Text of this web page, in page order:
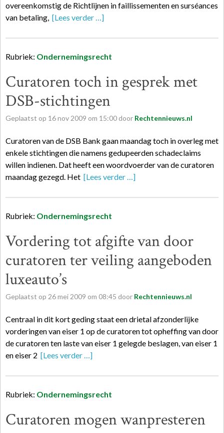
overeenkomstig de Richtlijnen in faillissementen en surséances
van betaling, [Lees verder …]
Rubriek: Ondernemingsrecht
Curatoren toch in gesprek met
DSB-stichtingen
Geplaatst op 16nov 2009 om 15:00 door Rechtennieuws.nl
Curatoren van de DSB Bank gaan maandag toch in overleg met
enkele stichtingen die namens gedupeerden schadeclaims
willen indienen. Dat heeft een woordvoerder van de curatoren
maandag gezegd. Het [Lees verder …]
Rubriek: Ondernemingsrecht
Vordering tot afgifte van door
curatoren ter veiling aangeboden
luxeauto’s
Geplaatst op 26mei 2009 om 08:45 door Rechtennieuws.nl
Centraal in dit kort geding staat een drietal afzonderlijke
vorderingen van eiser 1 op de curatoren tot opheffing van door
de curatoren ten laste van eiser 1 gelegde beslagen, van eiser 1
en eiser 2 [Lees verder …]
Rubriek: Ondernemingsrecht
Curatoren mogen wanpresteren